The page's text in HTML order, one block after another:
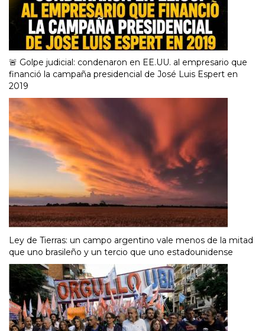
🚨 Golpe judicial: condenaron en EE.UU. al empresario que
financió la campaña presidencial de José Luis Espert en
2019
Ley de Tierras: un campo argentino vale menos de la mitad
que uno brasileño y un tercio que uno estadounidense